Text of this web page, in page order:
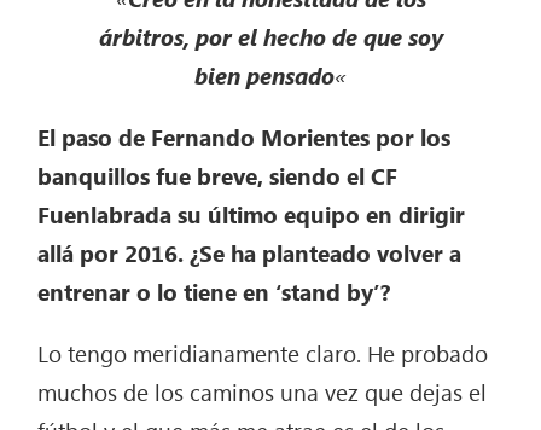
árbitros, por el hecho de que soy
bien pensado«
El paso de Fernando Morientes por los
banquillos fue breve, siendo el CF
Fuenlabrada su último equipo en dirigir
allá por 2016. ¿Se ha planteado volver a
entrenar o lo tiene en ‘stand by’?
Lo tengo meridianamente claro. He probado
muchos de los caminos una vez que dejas el